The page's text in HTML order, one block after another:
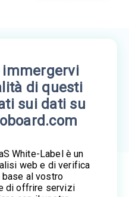
immergervi
di questi
sui dati su
White-Label è un
web e di verifica
al vostro
di offrire servizi